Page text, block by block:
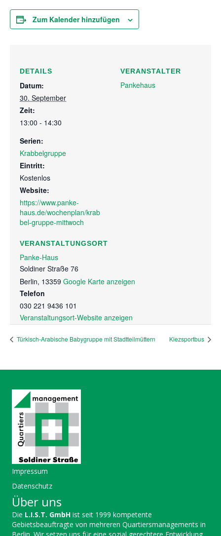
Zum Kalender hinzufügen
DETAILS
Datum:
30. September
Zeit:
13:00 - 14:30
Serien:
Krabbelgruppe
Eintritt:
Kostenlos
Website:
https://www.panke-
haus.de/wochenplan/krab
bel-gruppe-mittwoch
VERANSTALTUNGSORT
Panke-Haus
Soldiner Straße 76
Berlin, 13359 Google Karte anzeigen
Telefon
030 221 9436 101
Veranstaltungsort-Website anzeigen
VERANSTALTER
Pankehaus
Türkisch-Arabische Babygruppe mit Stadtteilmüttern Kiezsportbus
Impressum
Datenschutz
Über uns
Die L.I.S.T. GmbH ist seit 1999 kompetente
Gebietsbeauftragte von mehreren Quartiersmanagements in